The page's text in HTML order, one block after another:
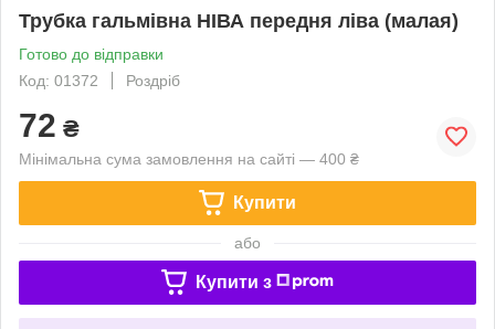
Трубка гальмівна НІВА передня ліва (малая)
Готово до відправки
Код: 01372
Роздріб
72 ₴
Мінімальна сума замовлення на сайті — 400 ₴
Купити
або
Купити з